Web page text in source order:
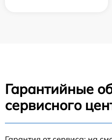
Гарантийные
сервисного